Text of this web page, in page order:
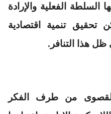
السلطة الفعلية والإرادة
تحقيق تنمية اقتصادية
هذا التنافر.
من طرف الفكر